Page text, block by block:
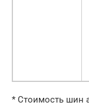
* Стоимость шин